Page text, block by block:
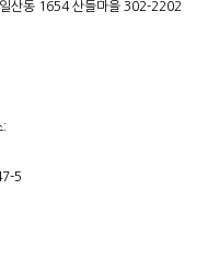
산동 1654 산들마을 302-2202
:
5